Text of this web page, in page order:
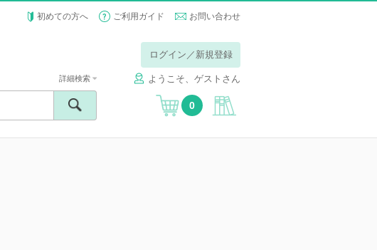
初めての方へ ご利用ガイド お問い合わせ
ログイン／新規登録
ようこそ、ゲストさん
詳細検索
0